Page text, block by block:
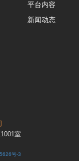
平台内容
新闻动态
室
号-3